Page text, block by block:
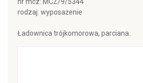
rodzaj: wyposażenie
Ładownica trójkomorowa, parciana.